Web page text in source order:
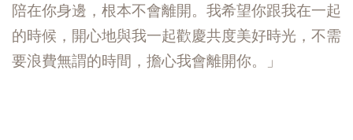
陪在你身邊，根本不會離開。我希望你跟我在一起
的時候，開心地與我一起歡慶共度美好時光，不需
要浪費無謂的時間，擔心我會離開你。」